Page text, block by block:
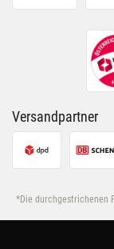
Versandpartner
*Die durchgestrichenen